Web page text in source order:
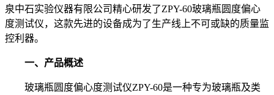
泉中石实验仪器有限公司精心研发了ZPY-60玻璃瓶圆度偏心
度测试仪，这款先进的设备成为了生产线上不可或缺的质量监
控利器。
一、产品概述
玻璃瓶圆度偏心度测试仪ZPY-60是一种专为玻璃瓶及类